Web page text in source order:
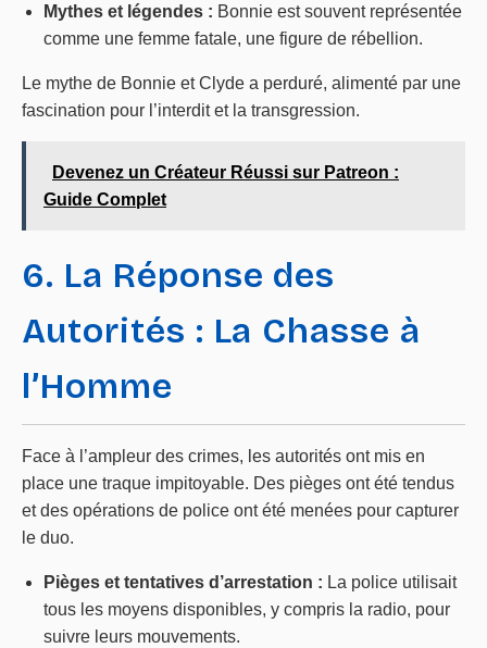
Mythes et légendes : Bonnie est souvent représentée
comme une femme fatale, une figure de rébellion.
Le mythe de Bonnie et Clyde a perduré, alimenté par une
fascination pour l’interdit et la transgression.
Devenez un Créateur Réussi sur Patreon :
Guide Complet
6. La Réponse des
Autorités : La Chasse à
l’Homme
Face à l’ampleur des crimes, les autorités ont mis en
place une traque impitoyable. Des pièges ont été tendus
et des opérations de police ont été menées pour capturer
le duo.
Pièges et tentatives d’arrestation : La police utilisait
tous les moyens disponibles, y compris la radio, pour
suivre leurs mouvements.